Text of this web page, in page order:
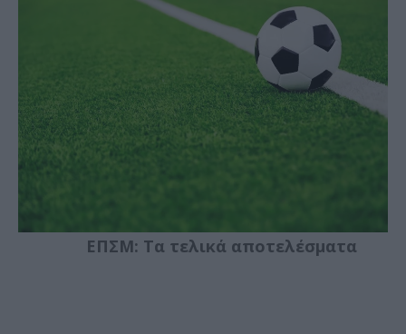
ΕΠΣΜ: Τα τελικά αποτελέσματα